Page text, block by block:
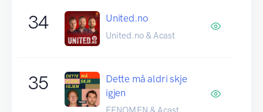
34 United.no
United.no & Acast
35
Dette må aldri skje
igjen